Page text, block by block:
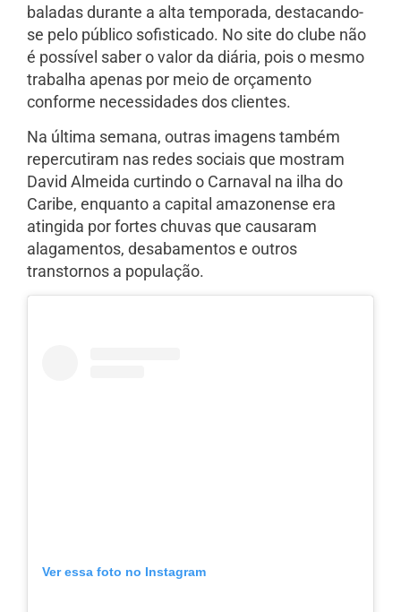
baladas durante a alta temporada, destacando-
se pelo público sofisticado. No site do clube não
é possível saber o valor da diária, pois o mesmo
trabalha apenas por meio de orçamento
conforme necessidades dos clientes.
Na última semana, outras imagens também
repercutiram nas redes sociais que mostram
David Almeida curtindo o Carnaval na ilha do
Caribe, enquanto a capital amazonense era
atingida por fortes chuvas que causaram
alagamentos, desabamentos e outros
transtornos a população.
Ver essa foto no Instagram